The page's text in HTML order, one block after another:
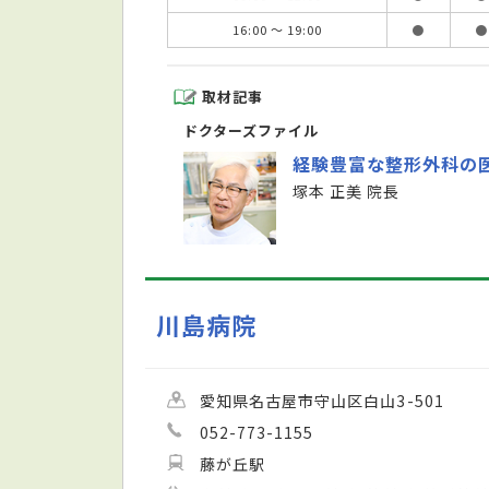
16:00 ～ 19:00
● ●
取材記事
ドクターズファイル
経験豊富な整形外科の
塚本 正美 院長
川島病院
愛知県名古屋市守山区白山3-501
052-773-1155
藤が丘駅